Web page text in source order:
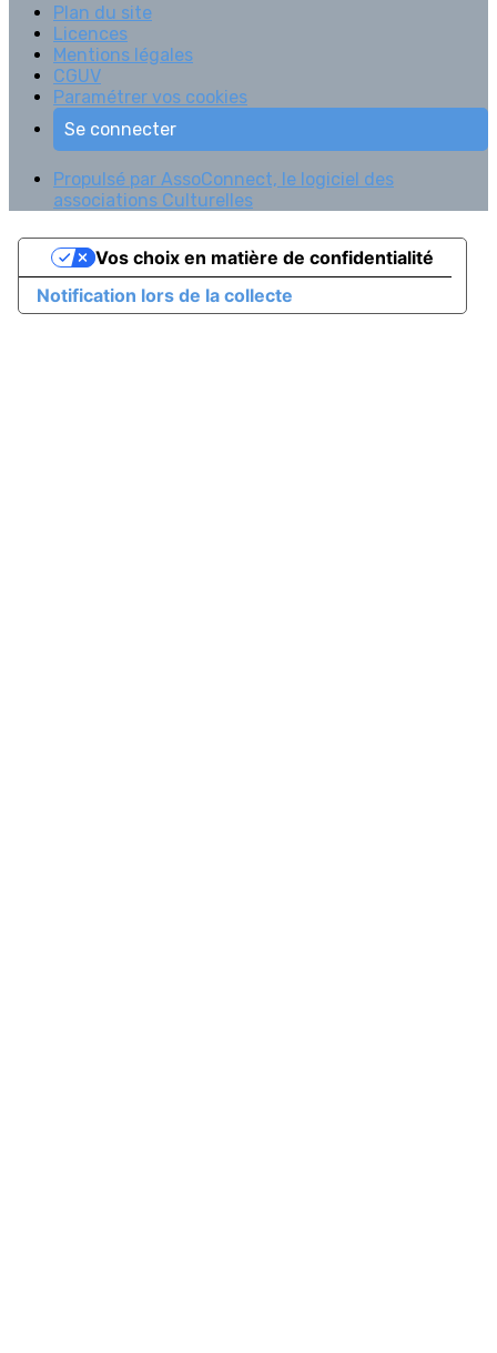
Plan du site
Licences
Mentions légales
CGUV
Paramétrer vos cookies
Se connecter
Propulsé par AssoConnect, le logiciel des
associations Culturelles
Notification lors de la collecte
Vos choix en matière de confidentialité